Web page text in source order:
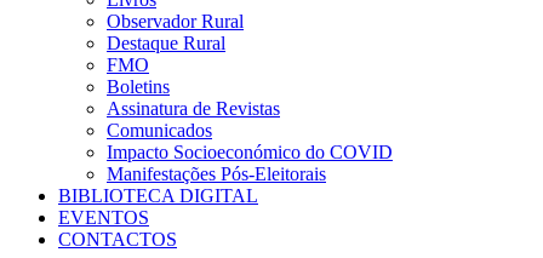
Observador Rural
Destaque Rural
FMO
Boletins
Assinatura de Revistas
Comunicados
Impacto Socioeconómico do COVID
Manifestações Pós-Eleitorais
BIBLIOTECA DIGITAL
EVENTOS
CONTACTOS